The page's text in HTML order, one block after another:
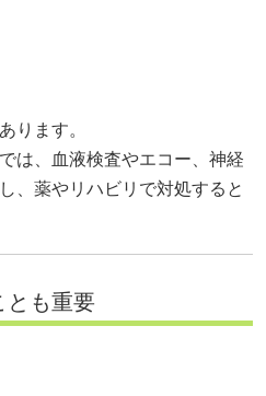
ります。
は、血液検査やエコー、神経
、薬やリハビリで対処すると
とも重要